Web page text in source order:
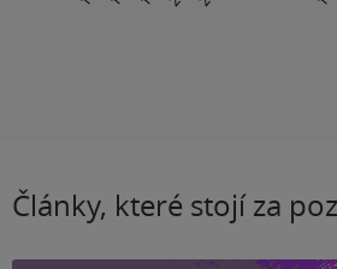
Články, které stojí za